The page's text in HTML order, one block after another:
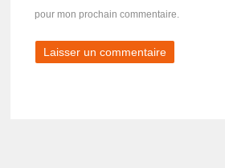
pour mon prochain commentaire.